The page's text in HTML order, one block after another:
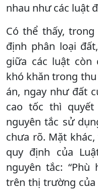
nhau như các luật
Có thể thấy,
định phân loại
giữa các luật còn
khó khăn trong
án, ngay như đất
cao tốc thì
nguyên tắc sử
chưa rõ. Mặt
quy định của
nguyên tắc:
trên thị trường